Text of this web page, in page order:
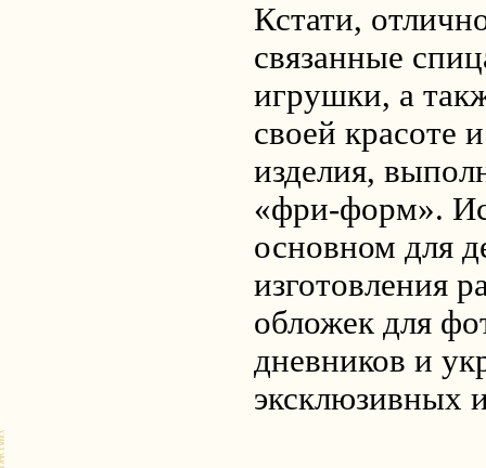
Кстати,
связанные
игрушки, а
своей красоте
изделия,
«фри-форм».
основном для
изготовления
обложек для
дневников и
эксклюзивных